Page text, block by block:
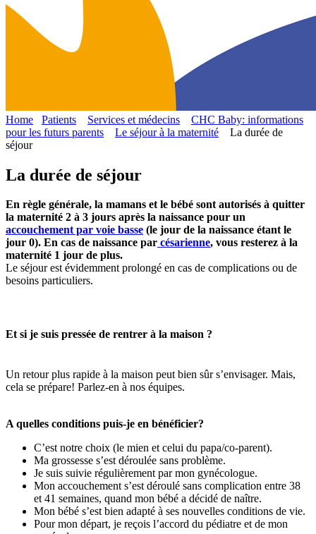
Home Patients Services et médecins
CHC Baby: informations
pour les futurs parents
Le séjour à la maternité
La durée de
séjour
La durée de séjour
En règle générale, la mamans et le bébé sont autorisés à quitter
la maternité 2 à 3 jours après la naissance pour un
accouchement par voie basse (le jour de la naissance étant le
jour 0). En cas de naissance par césarienne, vous resterez à la
maternité 1 jour de plus.
Le séjour est évidemment prolongé en cas de complications ou de
besoins particuliers.
Et si je suis pressée de rentrer à la maison ?
Un retour plus rapide à la maison peut bien sûr s’envisager. Mais,
cela se prépare! Parlez-en à nos équipes.
A quelles conditions puis-je en bénéficier?
C’est notre choix (le mien et celui du papa/co-parent).
Ma grossesse s’est déroulée sans problème.
Je suis suivie régulièrement par mon gynécologue.
Mon accouchement s’est déroulé sans complication entre 38
et 41 semaines, quand mon bébé a décidé de naître.
Mon bébé s’est bien adapté à ses nouvelles conditions de vie.
Pour mon départ, je reçois l’accord du pédiatre et de mon